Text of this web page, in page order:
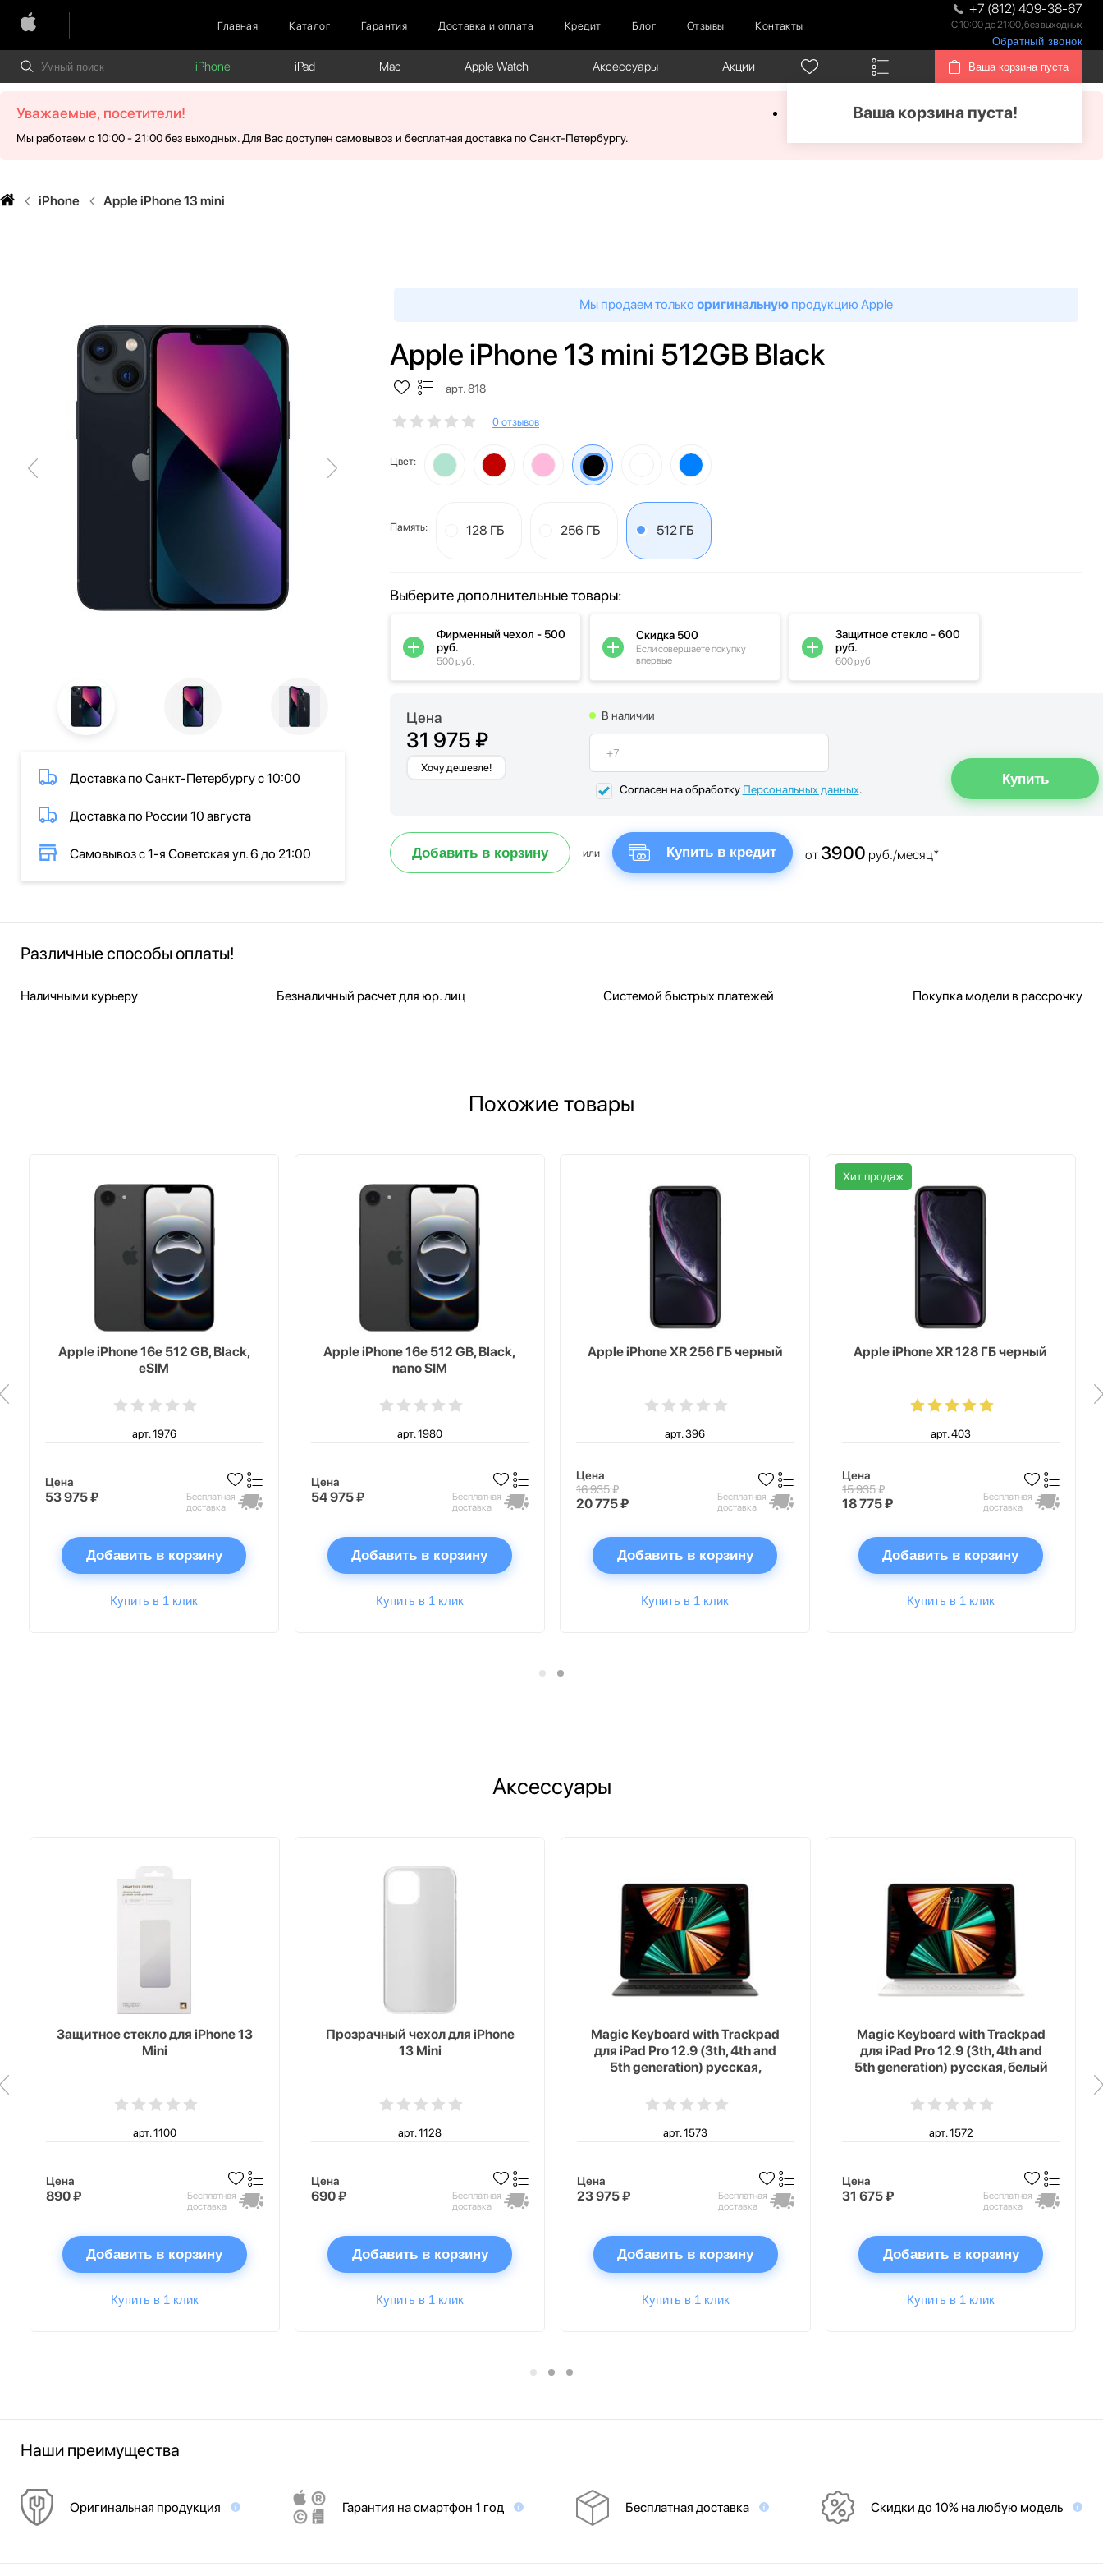
Главная Каталог Гарантия Доставка и оплата Кредит Блог Отзывы Контакты
+7 (812) 409-38-67
С 10:00 до 21:00, без выходных
Обратный звонок
iPhone iPad Mac Apple Watch Аксессуары Акции Ваша корзина пуста
Ваша корзина пуста!
Уважаемые, посетители!
Мы работаем с 10:00 - 21:00 без выходных. Для Вас доступен самовывоз и бесплатная доставка по Санкт-Петербургу.
iPhone Apple iPhone 13 mini
Доставка по Санкт-Петербургу с 10:00
Доставка по России 10 августа
Самовывоз с 1-я Советская ул. 6 до 21:00
Мы продаем только оригинальную продукцию Apple
Apple iPhone 13 mini 512GB Black
арт. 818
0 отзывов
Цвет:
Память: 128 ГБ 256 ГБ 512 ГБ
Цена
31 975 ₽
Хочу дешевле!
В наличии
Согласен на обработку Персональных данных.
Добавить в корзину или Купить в кредит от 3900 руб./месяц*
Выберите дополнительные товары:
Фирменный чехол - 500
руб.
500 руб.
Скидка 500
Если совершаете покупку
впервые
Защитное стекло - 600
руб.
600 руб.
Различные способы оплаты!
Наличными курьеру Безналичный расчет для юр. лиц Системой быстрых платежей Покупка модели в рассрочку
Похожие товары
Apple iPhone 16e 512 GB, Black,
eSIM
арт. 1976
Цена
53 975 ₽
Бесплатная
доставка
Добавить в корзину
Купить в 1 клик
Apple iPhone 16e 512 GB, Black,
nano SIM
арт. 1980
Цена
54 975 ₽
Бесплатная
доставка
Добавить в корзину
Купить в 1 клик
Apple iPhone XR 256 ГБ черный
арт. 396
Цена
16 935 ₽
20 775 ₽
Бесплатная
доставка
Добавить в корзину
Купить в 1 клик
Хит продаж
Apple iPhone XR 128 ГБ черный
арт. 403
Цена
15 935 ₽
18 775 ₽
Бесплатная
доставка
Добавить в корзину
Купить в 1 клик
Аксессуары
Защитное стекло для iPhone 13
Mini
арт. 1100
Цена
890 ₽
Бесплатная
доставка
Добавить в корзину
Купить в 1 клик
Прозрачный чехол для iPhone
13 Mini
арт. 1128
Цена
690 ₽
Бесплатная
доставка
Добавить в корзину
Купить в 1 клик
Magic Keyboard with Trackpad
для iPad Pro 12.9 (3th, 4th and
5th generation) русская,
арт. 1573
Цена
23 975 ₽
Бесплатная
доставка
Добавить в корзину
Купить в 1 клик
Magic Keyboard with Trackpad
для iPad Pro 12.9 (3th, 4th and
5th generation) русская, белый
арт. 1572
Цена
31 675 ₽
Бесплатная
доставка
Добавить в корзину
Купить в 1 клик
Наши преимущества
Оригинальная продукция Гарантия на смартфон 1 год Бесплатная доставка Скидки до 10% на любую модель